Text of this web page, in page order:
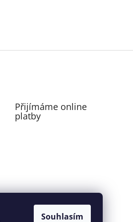
Souhlasím
Přijímáme online
platby